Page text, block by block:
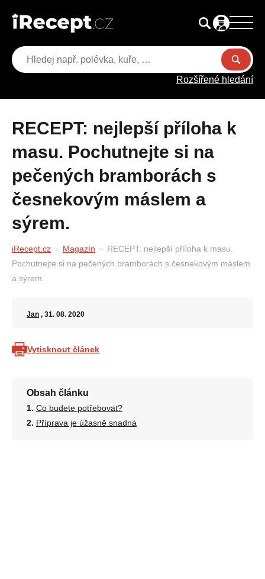
Rozšířené hledání
RECEPT: nejlepší příloha k
masu. Pochutnejte si na
pečených bramborách s
česnekovým máslem a
sýrem.
iRecept.cz Magazín
RECEPT: nejlepší příloha k masu.
Pochutnejte si na pečených bramborách s česnekovým máslem
a sýrem.
Jan , 31. 08. 2020
Vytisknout článek
Obsah článku
Co budete potřebovat?
Příprava je úžasně snadná